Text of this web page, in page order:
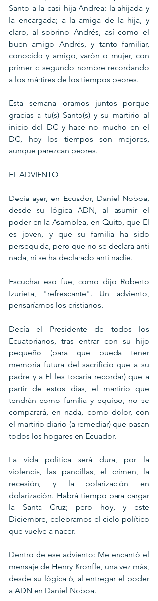
Santo a la casi hija Andrea: la ahijada y
la encargada; a la amiga de la hija, y
claro, al sobrino Andrés, así como el
buen amigo Andrés, y tanto familiar,
conocido y amigo, varón o mujer, con
primer o segundo nombre recordando
a los mártires de los tiempos peores.
Esta semana oramos juntos porque
gracias a tu(s) Santo(s) y su martirio al
inicio del DC y hace no mucho en el
DC, hoy los tiempos son mejores,
aunque parezcan peores.
EL ADVIENTO
Decía ayer, en Ecuador, Daniel Noboa,
desde su lógica ADN, al asumir el
poder en la Asamblea, en Quito, que El
es joven, y que su familia ha sido
perseguida, pero que no se declara anti
nada, ni se ha declarado anti nadie.
Escuchar eso fue, como dijo Roberto
Izurieta, "refrescante". Un adviento,
pensaríamos los cristianos.
Decía el Presidente de todos los
Ecuatorianos, tras entrar con su hijo
pequeño (para que pueda tener
memoria futura del sacrificio que a su
padre y a El les tocaría recordar) que a
partir de estos días, el martirio que
tendrán como familia y equipo, no se
comparará, en nada, como dolor, con
el martirio diario (a remediar) que pasan
todos los hogares en Ecuador.
La vida política será dura, por la
violencia, las pandillas, el crimen, la
recesión, y la polarización en
dolarización. Habrá tiempo para cargar
la Santa Cruz; pero hoy, y este
Diciembre, celebramos el ciclo político
que vuelve a nacer.
Dentro de ese adviento: Me encantó el
mensaje de Henry Kronfle, una vez más,
desde su lógica 6, al entregar el poder
a ADN en Daniel Noboa.